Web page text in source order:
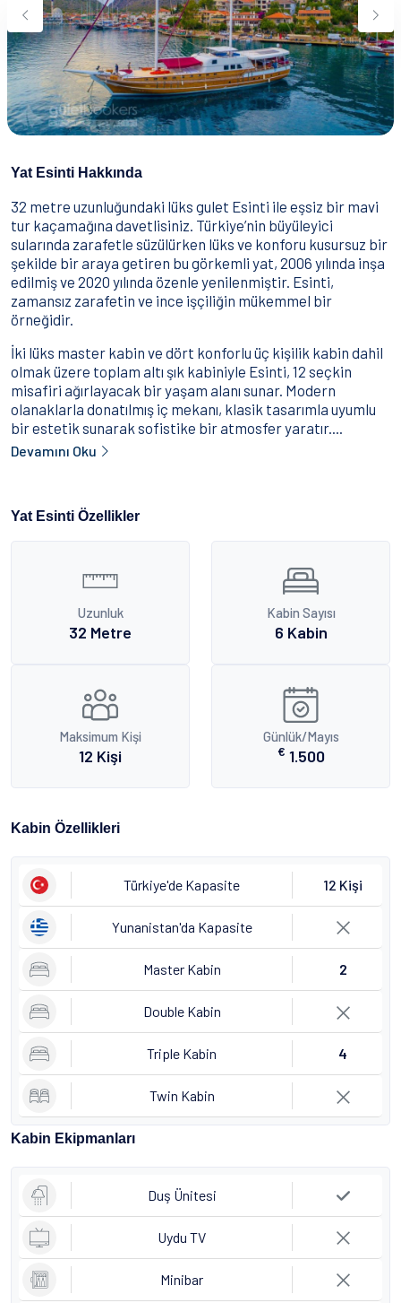
Yeme & İçme
Nasıl Rezervasyon Yapılır?
Şartlar & Koşullar
İletişim
Yat Esinti Hakkında
32 metre uzunluğundaki lüks gulet Esinti ile eşsiz bir mavi
tur kaçamağına davetlisiniz. Türkiye’nin büyüleyici
sularında zarafetle süzülürken lüks ve konforu kusursuz bir
şekilde bir araya getiren bu görkemli yat, 2006 yılında inşa
edilmiş ve 2020 yılında özenle yenilenmiştir. Esinti,
zamansız zarafetin ve ince işçiliğin mükemmel bir
örneğidir.
İki lüks master kabin ve dört konforlu üç kişilik kabin dahil
olmak üzere toplam altı şık kabiniyle Esinti, 12 seçkin
misafiri ağırlayacak bir yaşam alanı sunar. Modern
olanaklarla donatılmış iç mekanı, klasik tasarımla uyumlu
bir estetik sunarak sofistike bir atmosfer yaratır....
Devamını Oku
Yat Esinti Özellikler
Uzunluk
32 Metre
Kabin Sayısı
6 Kabin
Maksimum Kişi
12 Kişi
Günlük/Mayıs
€ 1.500
Kabin Özellikleri
Türkiye'de Kapasite 12 Kişi
Yunanistan'da Kapasite
Master Kabin 2
Double Kabin
Triple Kabin 4
Twin Kabin
Kabin Ekipmanları
Duş Ünitesi
Uydu TV
Minibar